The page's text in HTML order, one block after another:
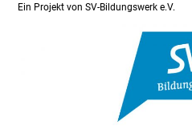
Ein Projekt von SV-Bildungswerk e.V.